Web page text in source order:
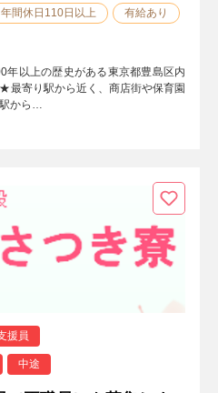
年間休日110日以上 有給あり
年以上の歴史がある東京都豊島区内
最寄り駅から近く、商店街や保育園
から…
援員
中途